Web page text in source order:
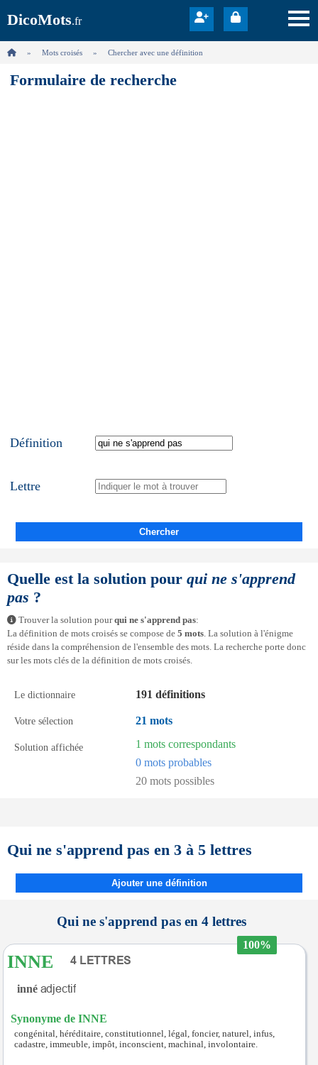
DicoMots.fr
Mots croisés Chercher avec une définition
Formulaire de recherche
Définition
Lettre
Chercher
Quelle est la solution pour qui ne s'apprend
pas ?
Trouver la solution pourqui ne s'apprend pas:
La définition de mots croisés se compose de 5 mots. La solution à l'énigme
réside dans la compréhension de l'ensemble des mots. La recherche porte donc
sur les mots clés de la définition de mots croisés.
Le dictionnaire 191 définitions
Votre sélection 21 mots
Solution affichée
1 mots correspondants
0 mots probables
20 mots possibles
Qui ne s'apprend pas en 3 à 5 lettres
Ajouter une définition
Qui ne s'apprend pas en 4 lettres
100%
INNE
inné
Synonyme de INNE
congénital, héréditaire, constitutionnel, légal, foncier, naturel, infus,
cadastre, immeuble, impôt, inconscient, machinal, involontaire.